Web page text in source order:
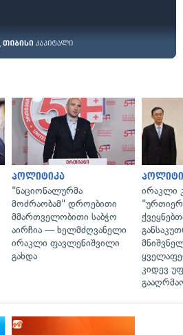
პოლიტიკა
"ნაციონალურმა
მოძრაობამ" დროებითი
მმართველობითი საბჭო
აირჩია — ხელმძღვანელი
ირაკლი ფავლენიშვილი
გახდა
ირაკლი
კიდევ